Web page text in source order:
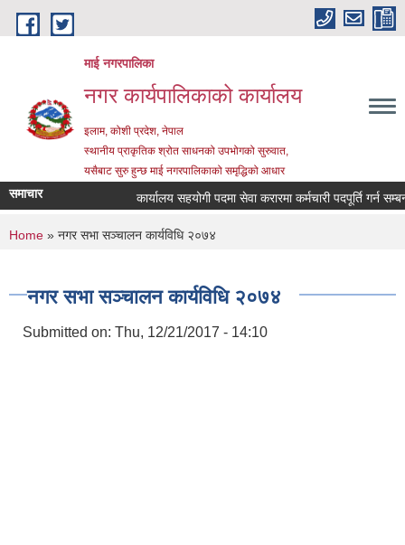
Skip to main content
माई नगरपालिका
नगर कार्यपालिकाको कार्यालय
इलाम, कोशी प्रदेश, नेपाल
स्थानीय प्राकृतिक श्रोत साधनको उपभोगको सुरुवात,
यसैबाट सुरु हुन्छ माई नगरपालिकाको समृद्धिको आधार
समाचार कार्यालय सहयोगी पदमा सेवा करारमा कर्मचारी पदपूर्ति गर्न
You are here
Home » नगर सभा सञ्चालन कार्यविधि २०७४
नगर सभा सञ्चालन कार्यविधि २०७४
Submitted on: Thu, 12/21/2017 - 14:10